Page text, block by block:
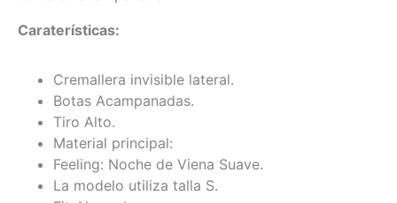
Caraterísticas:
Cremallera invisible lateral.
Botas Acampanadas.
Tiro Alto.
Material principal:
Feeling: Noche de Viena Suave.
La modelo utiliza talla S.